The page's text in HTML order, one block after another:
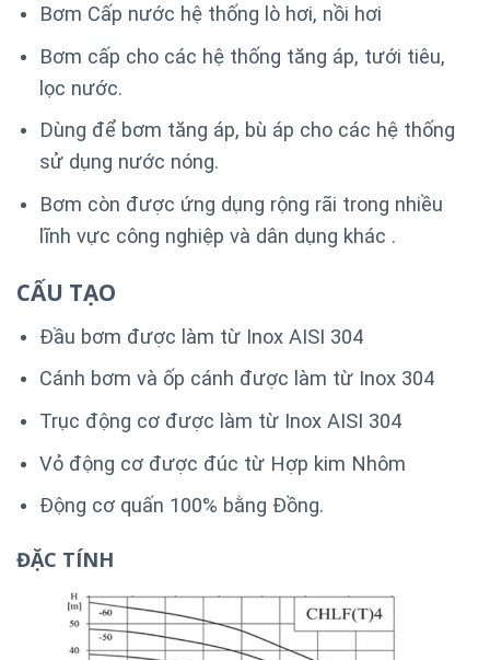
Bơm Cấp nước hệ thống lò hơi, nồi hơi
Bơm cấp cho các hệ thống tăng áp, tưới tiêu,
lọc nước.
Dùng để bơm tăng áp, bù áp cho các hệ thống
sử dụng nước nóng.
Bơm còn được ứng dụng rộng rãi trong nhiều
lĩnh vực công nghiệp và dân dụng khác .
CẤU TẠO
Đầu bơm được làm từ Inox AISI 304
Cánh bơm và ốp cánh được làm từ Inox 304
Trục động cơ được làm từ Inox AISI 304
Vỏ động cơ được đúc từ Hợp kim Nhôm
Động cơ quấn 100% bằng Đồng.
ĐẶC TÍNH